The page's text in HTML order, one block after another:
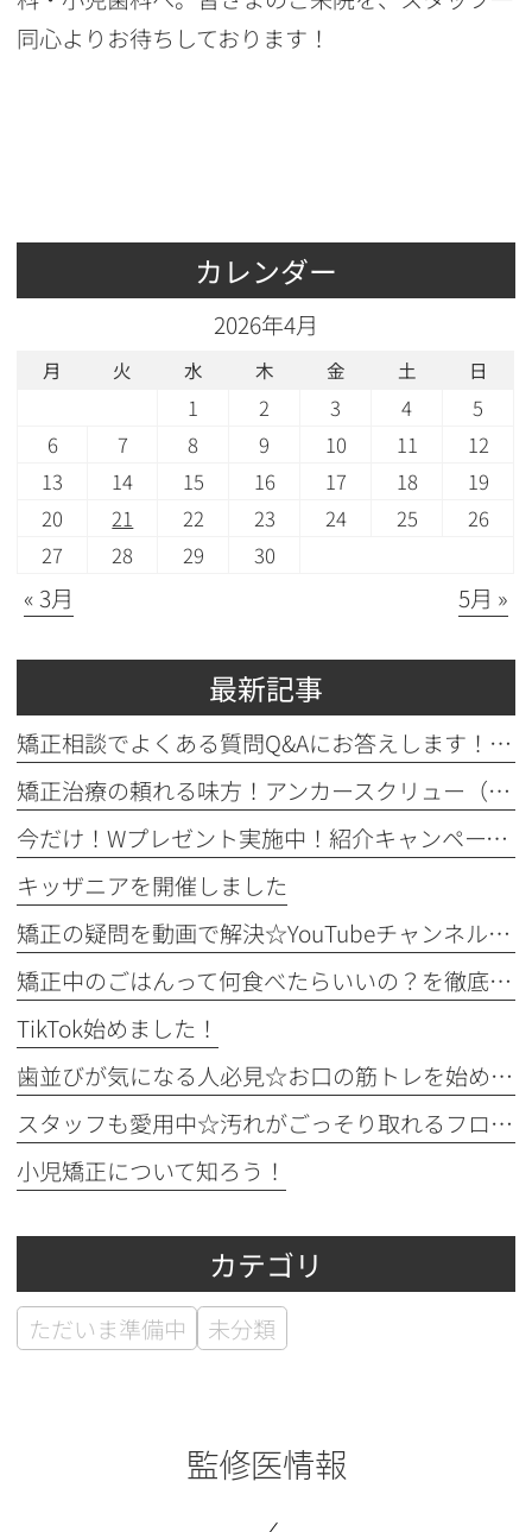
同心よりお待ちしております！
カレンダー
2026年4月
月 火 水 木 金 土 日
1 2 3 4
5
6
7 8 9 10 11
12
13
14 15 16 17 18
19
20
21 22 23 24 25
26
27
28 29 30
« 3月 5月 »
最新記事
矯正相談でよくある質問Q&Aにお答えします！！！
矯正治療の頼れる味方！アンカースクリュー（ISA）ってどんなもの？
今だけ！Wプレゼント実施中！紹介キャンペーン開催♪
キッザニアを開催しました
矯正の疑問を動画で解決☆YouTubeチャンネルのご紹介！
矯正中のごはんって何食べたらいいの？を徹底解説！
TikTok始めました！
歯並びが気になる人必見☆お口の筋トレを始めてみよう！
スタッフも愛用中☆汚れがごっそり取れるフロアフロス！
小児矯正について知ろう！
カテゴリ
ただいま準備中 未分類
監修医情報